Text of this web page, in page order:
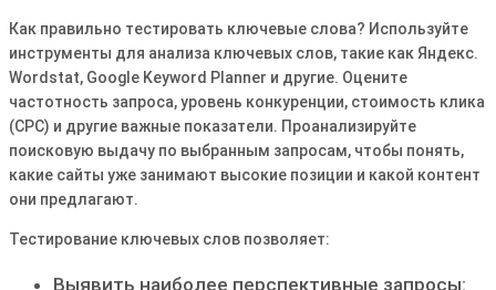
Как правильно тестировать ключевые слова? Используйте
инструменты для анализа ключевых слов, такие как Яндекс․
Wordstat, Google Keyword Planner и другие․ Оцените
частотность запроса, уровень конкуренции, стоимость клика
(CPC) и другие важные показатели․ Проанализируйте
поисковую выдачу по выбранным запросам, чтобы понять,
какие сайты уже занимают высокие позиции и какой контент
они предлагают․
Тестирование ключевых слов позволяет:
Выявить наиболее перспективные запросы: